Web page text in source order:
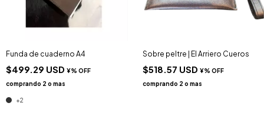
Funda de cuaderno A4
$499.29 USD
+2
Sobre peltre | El Arriero Cueros
$518.57 USD